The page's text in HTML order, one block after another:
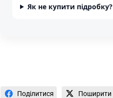
Як не купити підробку?
Поділитися Поширити